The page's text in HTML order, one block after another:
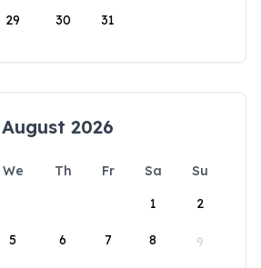
29 30 31
August 2026
We Th Fr Sa
Su
1
2
5 6 7 8 9